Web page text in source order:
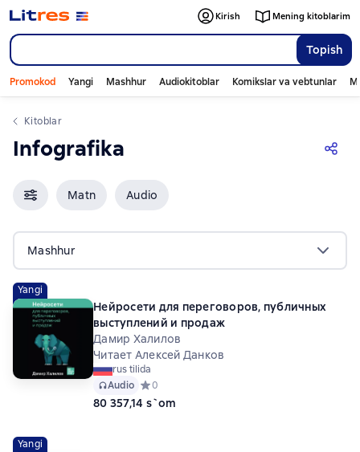
Topish
Kirish Mening kitoblarim
Promokod Yangi Mashhur Audiokitoblar Komikslar va vebtunlar
Kitoblar
Infografika
Matn Audio
Mashhur
Yangi
Нейросети для переговоров, публичных
выступлений и продаж
Дамир Халилов
Читает Алексей Данков
rus tilida
Audio Средний рейтинг 0 на основе 0 оценок
0
80 357,14 s`om
Yangi